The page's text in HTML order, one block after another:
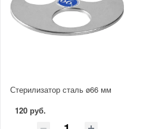
Стерилизатор сталь ø66 мм
120 руб.